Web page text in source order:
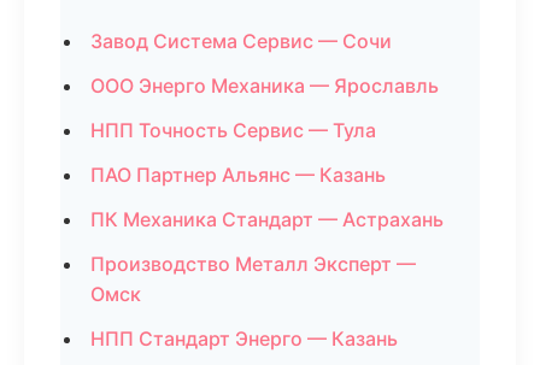
Завод Система Сервис — Сочи
ООО Энерго Механика — Ярославль
НПП Точность Сервис — Тула
ПАО Партнер Альянс — Казань
ПК Механика Стандарт — Астрахань
Производство Металл Эксперт —
Омск
НПП Стандарт Энерго — Казань